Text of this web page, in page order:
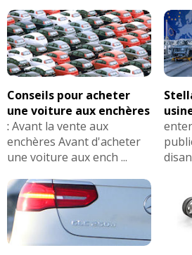
Conseils pour acheter
une voiture aux enchères
: Avant la vente aux
enchères Avant d'acheter
une voiture aux ench ...
disan